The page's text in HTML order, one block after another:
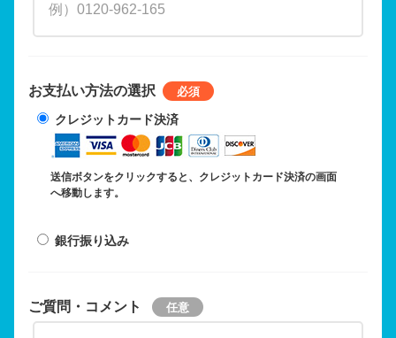
お支払い方法の選択
クレジットカード決済
送信ボタンをクリックすると、クレジットカード決済の画面
へ移動します。
銀行振り込み
ご質問・コメント